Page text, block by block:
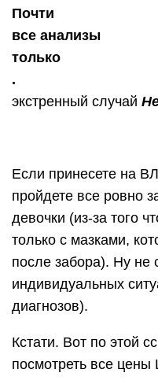
Почти
все анализы
только
.
экстренный случай
Если принесете на
пройдете все ровно
девочки (из-за того
только с мазками,
после забора). Ну не
индивидуальных
диагнозов).
Кстати. Вот по этой
посмотреть все